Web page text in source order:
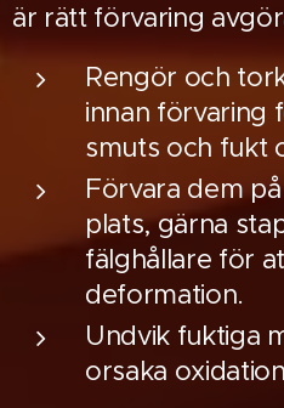
är rätt förvaring
Rengör och
innan förvaring
smuts och fukt
Förvara dem
plats, gärna
fälghållare för
deformation.
Undvik fuktiga
orsaka